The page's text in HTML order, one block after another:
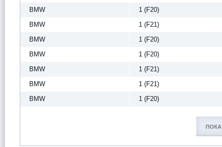
BMW
1 (F20)
BMW
1 (F21)
BMW
1 (F20)
BMW
1 (F20)
BMW
1 (F21)
BMW
1 (F21)
BMW
1 (F20)